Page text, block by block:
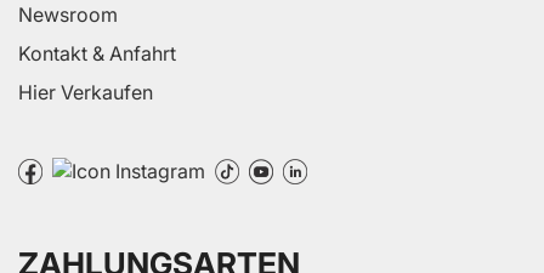
Newsroom
Kontakt & Anfahrt
Hier Verkaufen
ZAHLUNGSARTEN